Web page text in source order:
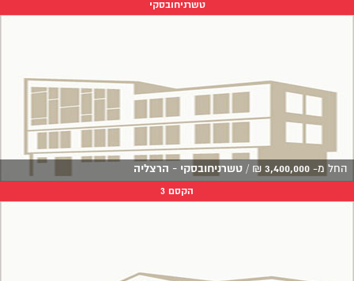
טשרניחובסקי
החל מ- 3,400,000
₪
/ טשרניחובסקי - הרצליה
הקסם 3